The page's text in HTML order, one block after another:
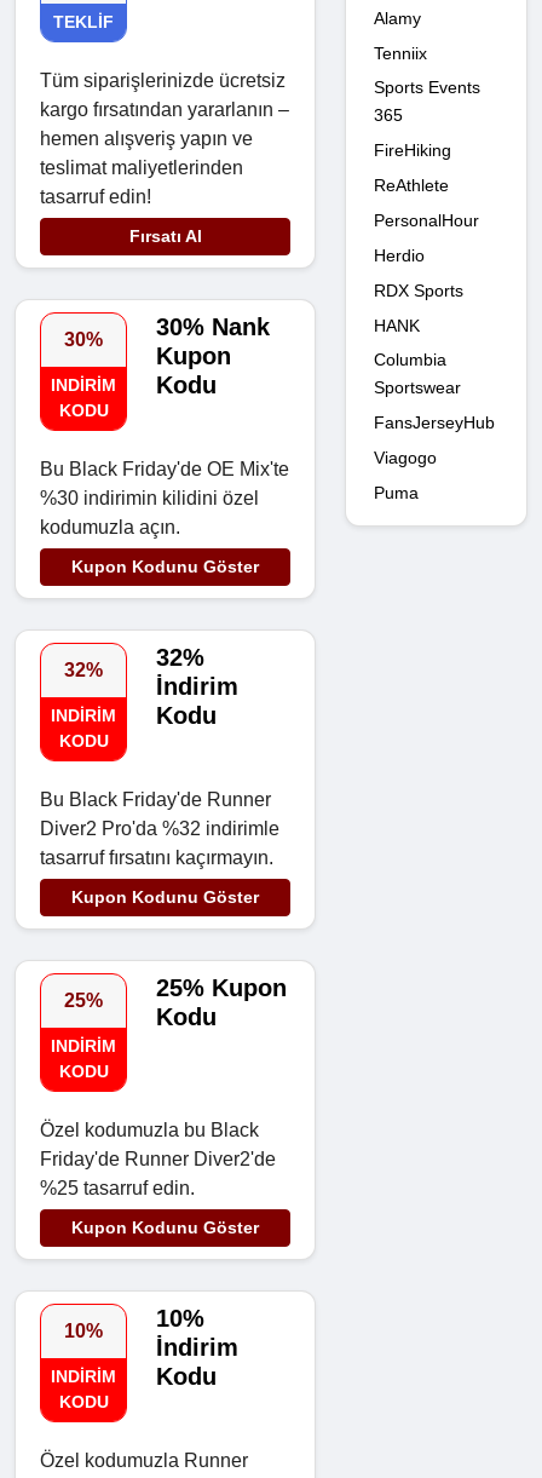
TEKLIF
Tüm siparişlerinizde ücretsiz
kargo fırsatından yararlanın –
hemen alışveriş yapın ve
teslimat maliyetlerinden
tasarruf edin!
Fırsatı Al
30%
INDIRIM
KODU
30% Nank
Kupon
Kodu
Bu Black Friday'de OE Mix'te
%30 indirimin kilidini özel
kodumuzla açın.
Kupon Kodunu Göster
32%
INDIRIM
KODU
32%
İndirim
Kodu
Bu Black Friday'de Runner
Diver2 Pro'da %32 indirimle
tasarruf fırsatını kaçırmayın.
Kupon Kodunu Göster
25%
INDIRIM
KODU
25% Kupon
Kodu
Özel kodumuzla bu Black
Friday'de Runner Diver2'de
%25 tasarruf edin.
Kupon Kodunu Göster
10%
INDIRIM
KODU
10%
İndirim
Kodu
Özel kodumuzla Runner
Alamy
Tenniix
Sports Events
365
FireHiking
ReAthlete
PersonalHour
Herdio
RDX Sports
HANK
Columbia
Sportswear
FansJerseyHub
Viagogo
Puma